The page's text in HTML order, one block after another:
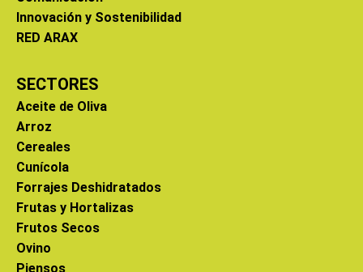
Innovación y Sostenibilidad
RED ARAX
SECTORES
Aceite de Oliva
Arroz
Cereales
Cunícola
Forrajes Deshidratados
Frutas y Hortalizas
Frutos Secos
Ovino
Piensos